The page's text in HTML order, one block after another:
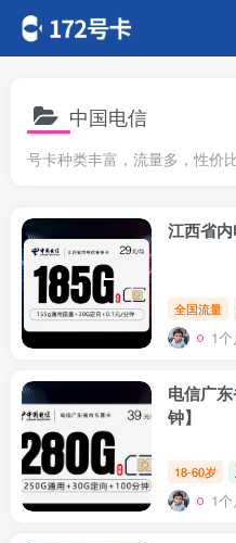
中国电信
号卡种类丰富，流量多，性价
江西省内
全国流量
1
电信广
钟】
18-60岁
1